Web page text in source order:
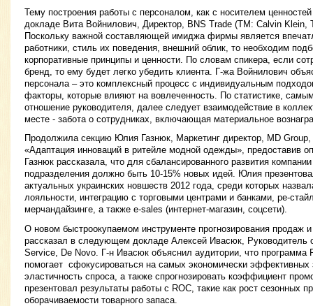
Тему построения работы с персоналом, как с носителем
докладе Вита Войнилович, Директор, BNS Trade (ТМ: Calvin Klein,
Поскольку важной составляющей имиджа фирмы является
работники, стиль их поведения, внешний облик, то необходим
корпоративные принципы и ценности. По словам спикера, если
бренд, то ему будет легко убедить клиента. Г-жа Войнилович
персонала – это комплексный процесс с индивидуальным
факторы, которые влияют на вовлеченность. По статистике,
отношение руководителя, далее следует взаимодействие в
месте - забота о сотрудниках, включающая материальное
Продолжила секцию Юлия Газнюк, Маркетинг директор, MD
«Адаптация инноваций в ритейле модной одежды», предоставив
Газнюк рассказала, что для сбалансированного развития
подразделения должно быть 10-15% новых идей. Юлия
актуальных украинских новшеств 2012 года, среди которых
лояльности, интеграцию с торговыми центрами и банками, ре-
мерчандайзинге, а также e-sales (интернет-магазин, соцсети).
О новом быстроокупаемом инструменте прогнозирования продаж
рассказал в следующем докладе Алексей Ивасюк, Руководитель
Service, De Novo. Г-н Ивасюк объяснил аудитории, что программа
помогает сфокусироваться на самых экономически эффективных
эластичность спроса, а также спрогнозировать коэффициент
презентовал результаты работы с ROC, такие как рост сезонных
оборачиваемости товарного запаса.